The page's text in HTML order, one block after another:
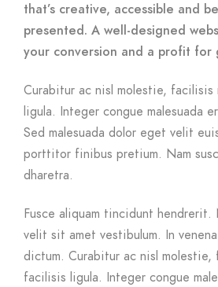
that’s creative, accessible and
presented. A well-designed
your conversion and a profit for
Curabitur ac nisl molestie,
ligula. Integer congue malesuada
Sed malesuada dolor eget velit
porttitor finibus pretium. Nam
dharetra.
Fusce aliquam tincidunt
velit sit amet vestibulum. In
dictum. Curabitur ac nisl
facilisis ligula. Integer congue